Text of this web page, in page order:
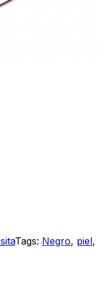
Tags: Negro, piel,